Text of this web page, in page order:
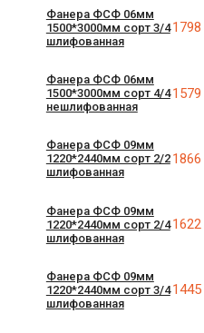
Фанера ФСФ 06мм
1500*3000мм сорт 3/4
шлифованная
Фанера ФСФ 06мм
1500*3000мм сорт 4/4
нешлифованная
Фанера ФСФ 09мм
1220*2440мм сорт 2/2
шлифованная
Фанера ФСФ 09мм
1220*2440мм сорт 2/4
шлифованная
Фанера ФСФ 09мм
1220*2440мм сорт 3/4
шлифованная